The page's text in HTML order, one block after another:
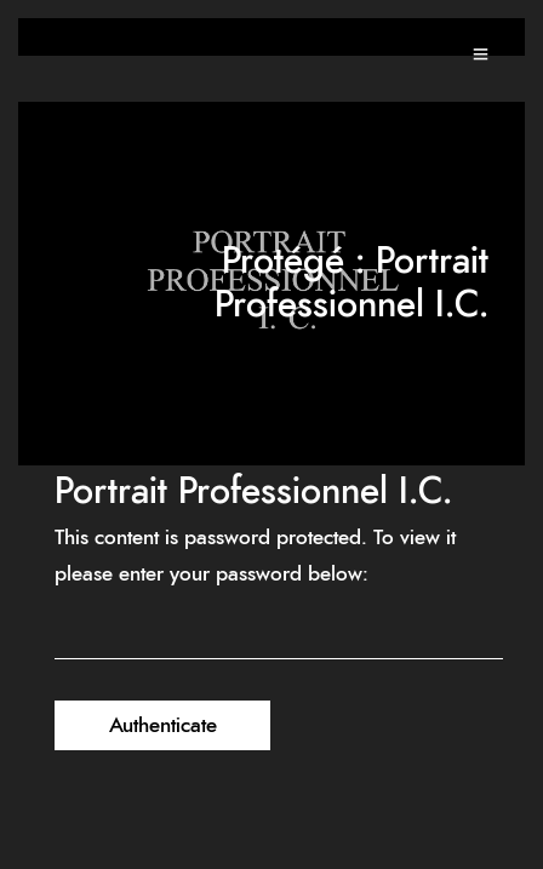
Protégé : Portrait
Professionnel I.C.
Portrait Professionnel I.C.
This content is password protected. To view it
please enter your password below: